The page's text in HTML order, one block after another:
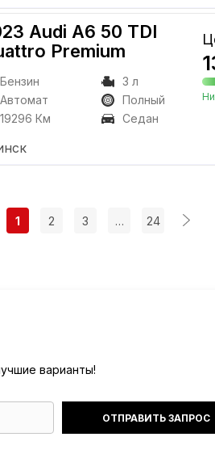
Audi A6 50 TDI
Premium
Бензин
3 л
Автомат
Полный
19296 Км
Седан
1 2 3 … 24
варианты!